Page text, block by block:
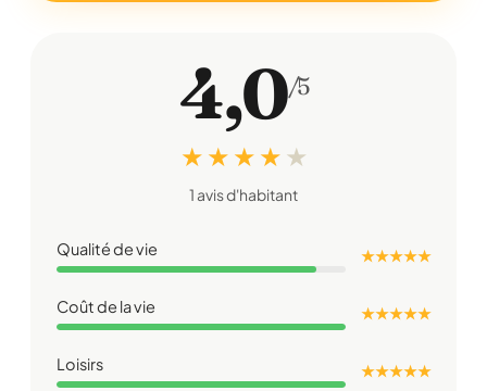
4,0/5
★ ★ ★ ★ ★
1 avis d'habitant
Qualité de vie ★ ★ ★ ★ ★
Coût de la vie ★ ★ ★ ★ ★
Loisirs ★ ★ ★ ★ ★